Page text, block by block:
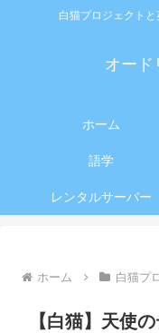
白猫プロジェクト
オード
ホーム
語学
レンタルサーバー
ホーム 白猫プ
【白猫】天使